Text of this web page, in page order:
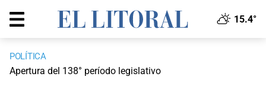
15.4°
POLÍTICA
Apertura del 138° período legislativo